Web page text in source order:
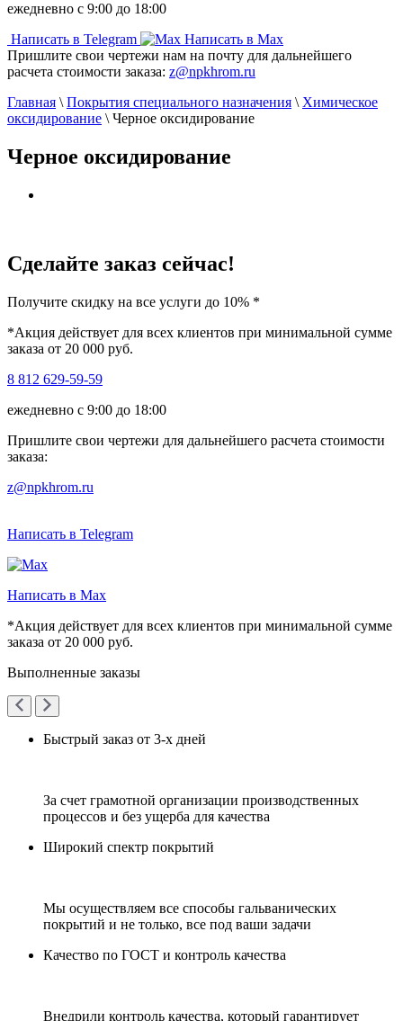
ежедневно с 9:00 до 18:00
Написать в Telegram
Написать в Max
Пришлите свои чертежи нам на почту для дальнейшего
расчета стоимости заказа: z@npkhrom.ru
Главная \ Покрытия специального назначения \ Химическое
оксидирование \ Черное оксидирование
Черное оксидирование
Сделайте заказ сейчас!
Получите скидку на все услуги до 10% *
*Акция действует для всех клиентов при минимальной сумме
заказа от 20 000 руб.
8 812 629-59-59
ежедневно с 9:00 до 18:00
Пришлите свои чертежи для дальнейшего расчета стоимости
заказа:
z@npkhrom.ru
Написать в Telegram
Написать в Max
*Акция действует для всех клиентов при минимальной сумме
заказа от 20 000 руб.
Выполненные заказы
Быстрый заказ от 3-х дней
За счет грамотной организации производственных
процессов и без ущерба для качества
Широкий спектр покрытий
Мы осуществляем все способы гальванических
покрытий и не только, все под ваши задачи
Качество по ГОСТ и контроль качества
Внедрили контроль качества, который гарантирует